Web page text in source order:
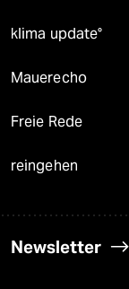
klima update°
Mauerecho
Freie Rede
reingehen
Newsletter